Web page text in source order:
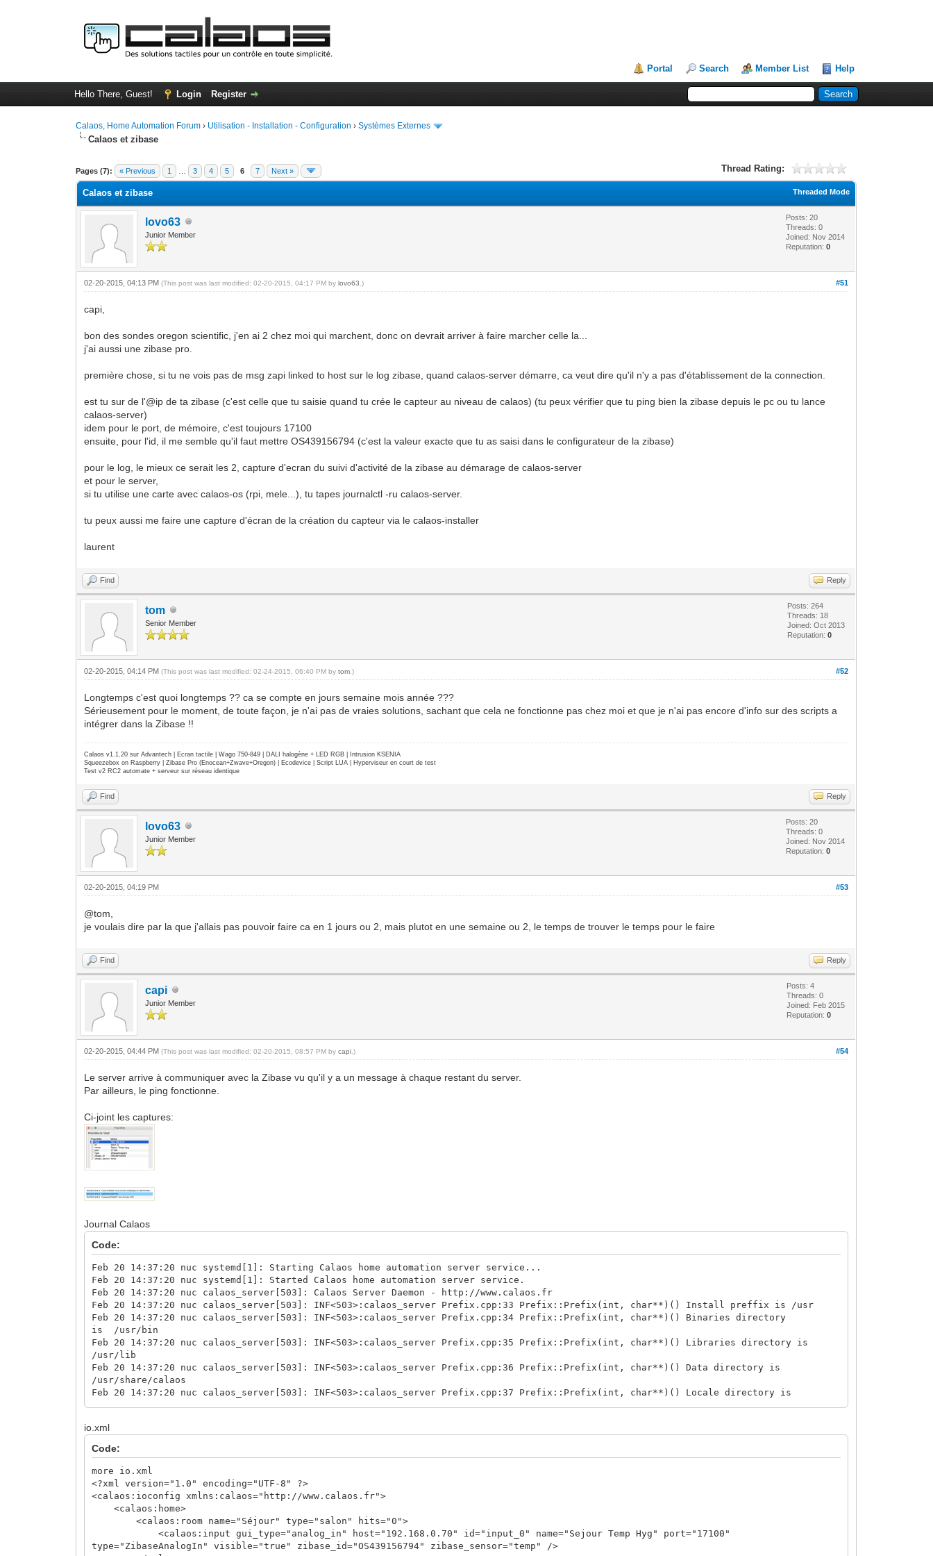
Portal Search Member List Help
Hello There, Guest! Login Register
Calaos, Home Automation Forum › Utilisation - Installation - Configuration ›Systèmes Externes
Calaos et zibase
Pages (7): « Previous 1 3 4 5 6 7 Next » Thread Rating:
0 Vote(s) - 0 Average
1
2
3
4
5
Threaded Mode
Calaos et zibase
lovo63
Junior Member
Posts: 20
Threads: 0
Joined: Nov 2014
Reputation:0
#51
02-20-2015, 04:13 PM(This post was last modified: 02-20-2015, 04:17 PM bylovo63 .)
capi,
bon des sondes oregon scientific, j'en ai 2 chez moi qui marchent, donc on devrait arriver à faire marcher celle la...
j'ai aussi une zibase pro.
première chose, si tu ne vois pas de msg zapi linked to host sur le log zibase, quand calaos-server démarre, ca veut dire qu'il n'y a pas d'établissement de la connection.
est tu sur de l'@ip de ta zibase (c'est celle que tu saisie quand tu crée le capteur au niveau de calaos) (tu peux vérifier que tu ping bien la zibase depuis le pc ou tu lance
calaos-server)
idem pour le port, de mémoire, c'est toujours 17100
ensuite, pour l'id, il me semble qu'il faut mettre OS439156794 (c'est la valeur exacte que tu as saisi dans le configurateur de la zibase)
pour le log, le mieux ce serait les 2, capture d'ecran du suivi d'activité de la zibase au démarage de calaos-server
et pour le server,
si tu utilise une carte avec calaos-os (rpi, mele...), tu tapes journalctl -ru calaos-server.
tu peux aussi me faire une capture d'écran de la création du capteur via le calaos-installer
laurent
Find Reply
tom
Senior Member
Posts: 264
Threads: 18
Joined: Oct 2013
Reputation:0
#52
02-20-2015, 04:14 PM(This post was last modified: 02-24-2015, 06:40 PM bytom .)
Longtemps c'est quoi longtemps ?? ca se compte en jours semaine mois année ???
Sérieusement pour le moment, de toute façon, je n'ai pas de vraies solutions, sachant que cela ne fonctionne pas chez moi et que je n'ai pas encore d'info sur des scripts a
intégrer dans la Zibase !!
Calaos v1.1.20 sur Advantech | Ecran tactile | Wago 750-849 | DALI halogène + LED RGB | Intrusion KSENIA
Squeezebox on Raspberry | Zibase Pro (Enocean+Zwave+Oregon) | Ecodevice | Script LUA | Hyperviseur en court de test
Test v2 RC2 automate + serveur sur réseau identique
Find Reply
lovo63
Junior Member
Posts: 20
Threads: 0
Joined: Nov 2014
Reputation:0
#53
02-20-2015, 04:19 PM
@tom,
je voulais dire par la que j'allais pas pouvoir faire ca en 1 jours ou 2, mais plutot en une semaine ou 2, le temps de trouver le temps pour le faire
Find Reply
capi
Junior Member
Posts: 4
Threads: 0
Joined: Feb 2015
Reputation:0
#54
02-20-2015, 04:44 PM(This post was last modified: 02-20-2015, 08:57 PM bycapi .)
Le server arrive à communiquer avec la Zibase vu qu'il y a un message à chaque restant du server.
Par ailleurs, le ping fonctionne.
Ci-joint les captures:
Journal Calaos
Code:
Feb 20 14:37:20 nuc systemd[1]: Starting Calaos home automation server service...
Feb 20 14:37:20 nuc systemd[1]: Started Calaos home automation server service.
Feb 20 14:37:20 nuc calaos_server[503]: Calaos Server Daemon - http://www.calaos.fr
Feb 20 14:37:20 nuc calaos_server[503]: INF<503>:calaos_server Prefix.cpp:33 Prefix::Prefix(int, char**)() Install preffix is /usr
Feb 20 14:37:20 nuc calaos_server[503]: INF<503>:calaos_server Prefix.cpp:34 Prefix::Prefix(int, char**)() Binaries directory
is /usr/bin
Feb 20 14:37:20 nuc calaos_server[503]: INF<503>:calaos_server Prefix.cpp:35 Prefix::Prefix(int, char**)() Libraries directory is
/usr/lib
Feb 20 14:37:20 nuc calaos_server[503]: INF<503>:calaos_server Prefix.cpp:36 Prefix::Prefix(int, char**)() Data directory is
/usr/share/calaos
Feb 20 14:37:20 nuc calaos_server[503]: INF<503>:calaos_server Prefix.cpp:37 Prefix::Prefix(int, char**)() Locale directory is
config path: /etc/calaos/
cache path: /home/root/.cache/calaos/
Feb 20 14:37:20 nuc calaos_server[503]: ERR<503>: eina_hash.c:1297 eina_hash_iterator_tuple_new() safety check failed: hash == NULL
Feb 20 14:37:20 nuc calaos_server[503]: INF<503>:calaos_server CalaosConfig.cpp:308 void Calaos::Config::loadStateCache()() States
cache read successfully.
Feb 20 14:37:20 nuc calaos_server[503]: INF<503>:calaos_input ./IOBase.h:41 Calaos::IOBase::IOBase(Params&)() IOBASE
Feb 20 14:37:20 nuc calaos_server[503]: INF<503>:calaos_input IO/InputAnalog.cpp:40 Calaos::InputAnalog::InputAnalog(Params&)()
Feb 20 14:37:20 nuc calaos_server[503]: INF<503>:calaos_server IO/IOFactory.cpp:70 Calaos::Input*
io.xml
Code:
more io.xml
<?xml version="1.0" encoding="UTF-8" ?>
<calaos:ioconfig xmlns:calaos="http://www.calaos.fr">
<calaos:home>
<calaos:room name="Séjour" type="salon" hits="0">
<calaos:input gui_type="analog_in" host="192.168.0.70" id="input_0" name="Sejour Temp Hyg" port="17100"
type="ZibaseAnalogIn" visible="true" zibase_id="OS439156794" zibase_sensor="temp" />